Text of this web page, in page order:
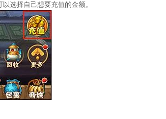
选择自己想要充值的金额。